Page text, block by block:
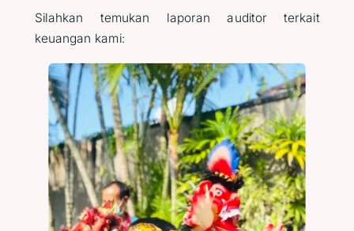
Silahkan temukan laporan auditor terkait
keuangan kami: